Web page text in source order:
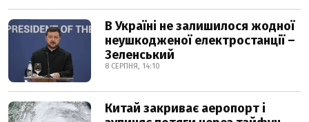
В Україні не залишилося жодної
неушкодженої електростанції –
Зеленський
8 СЕРПНЯ, 14:10
Китай закриває аеропорт і